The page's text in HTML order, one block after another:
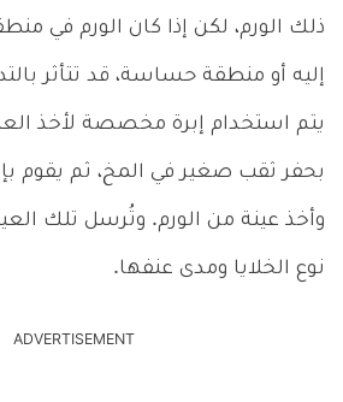
ذلك الورم، لكن إذا كان الورم في
إليه أو منطقة حساسة، قد تتأثر
يتم استخدام إبرة مخصصة لأخذ
بحفر ثقب صغير في المخ، ثم يقوم
وأخذ عينة من الورم. وتُرسل تلك
نوع الخلايا ومدى عنفها.
ADVERTISEMENT